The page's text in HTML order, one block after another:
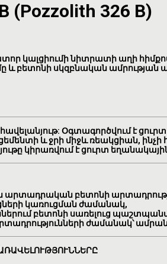
(Pozzolith 326 B)
կալցիումի նիտրատի աղի
բետոնի սկզբնական ամրության
Օգտագործվում է
ցեմենտի և ջրի միջև ռեակցիան,
կիրառվում է ցուրտ
արտադրական բետոնի
կառուցման ժամանակ,
բետոնի սառելուց
ժամանակ՝